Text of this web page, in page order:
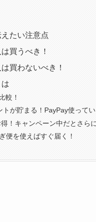
たい注意点
買うべき！
買わないべき！
較！
が貯まる！PayPay使ってい
！キャンペーン中だとさら
便を使えばすぐ届く！